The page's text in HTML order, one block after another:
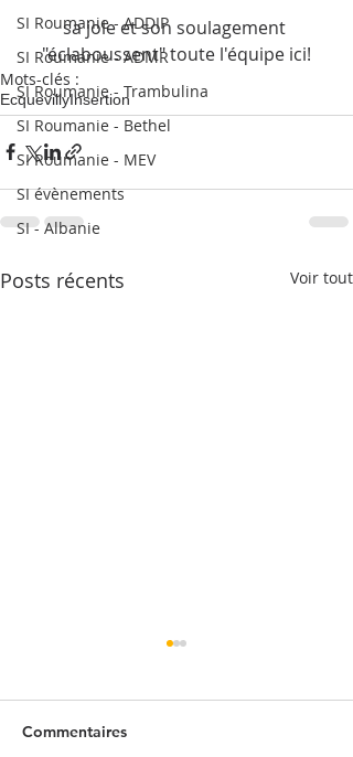
SI Roumanie - ADDIP
SI Roumanie - ADMR
SI Roumanie - Trambulina
SI Roumanie - Bethel
SI Roumanie - MEV
SI évènements
SI - Albanie
sa joie et son soulagement
"éclaboussent" toute l'équipe ici!
Mots-clés :
EcquevillyInsertion
Posts récents Voir tout
Commentaires